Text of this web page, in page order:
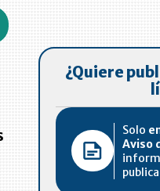
¿Quiere
Solo
Aviso